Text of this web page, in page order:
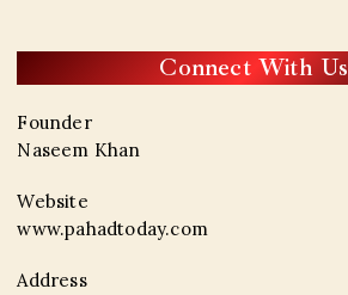
Connect With Us
Founder
Naseem Khan
Website
www.pahadtoday.com
Address